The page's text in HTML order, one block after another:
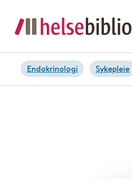
Endokrinologi Sykepleie